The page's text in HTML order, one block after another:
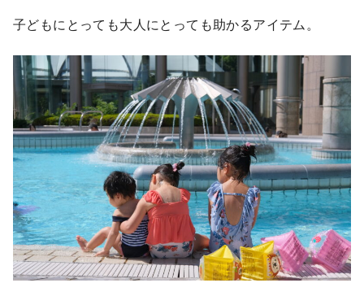
子どもにとっても大人にとっても助かるアイテム。